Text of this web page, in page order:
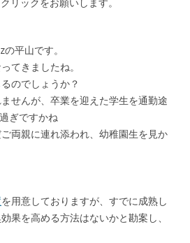
平山です。
てきましたね。
のでしょうか？
せんが、卒業を迎えた学生を通勤途
ぎですかね
両親に連れ添われ、幼稚園生を見か
を用意しておりますが、すでに成熟し
果を高める方法はないかと勘案し、